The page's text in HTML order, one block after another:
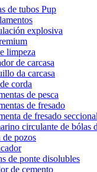
de tubos Pup
explosiva
limpeza
de carcasa
da carcasa
corda
de pesca
de fresado
de fresado seccional
circulante de bólas
pozos
de ponte disolubles
de cemento